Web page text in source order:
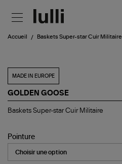
Accueil Baskets Super-star Cuir Militaire
MADE IN EUROPE
GOLDEN GOOSE
Baskets
Cuir
Militaire
Baskets Super-star Cuir Militaire
Pointure